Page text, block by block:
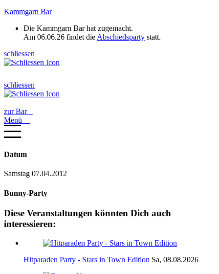
Kammgarn Bar
Die Kammgarn Bar hat zugemacht.
Am 06.06.26 findet die Abschiedsparty statt.
schliessen
schliessen
zur Bar
Menü
Datum
Samstag 07.04.2012
Bunny-Party
Diese Veranstaltungen könnten Dich auch
interessieren:
Hitparaden Party - Stars in Town Edition Sa, 08.08.2026